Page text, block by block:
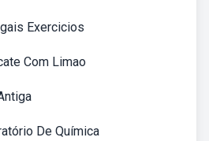
Exercicios
Com Limao
De Química